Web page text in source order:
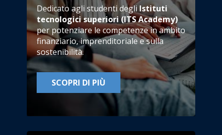
Dedicato agli studenti degliIstituti
tecnologici superiori (ITS Academy)
per potenziare le competenze in ambito
finanziario, imprenditoriale e sulla
sostenibilità.
SCOPRI DI PIÙ